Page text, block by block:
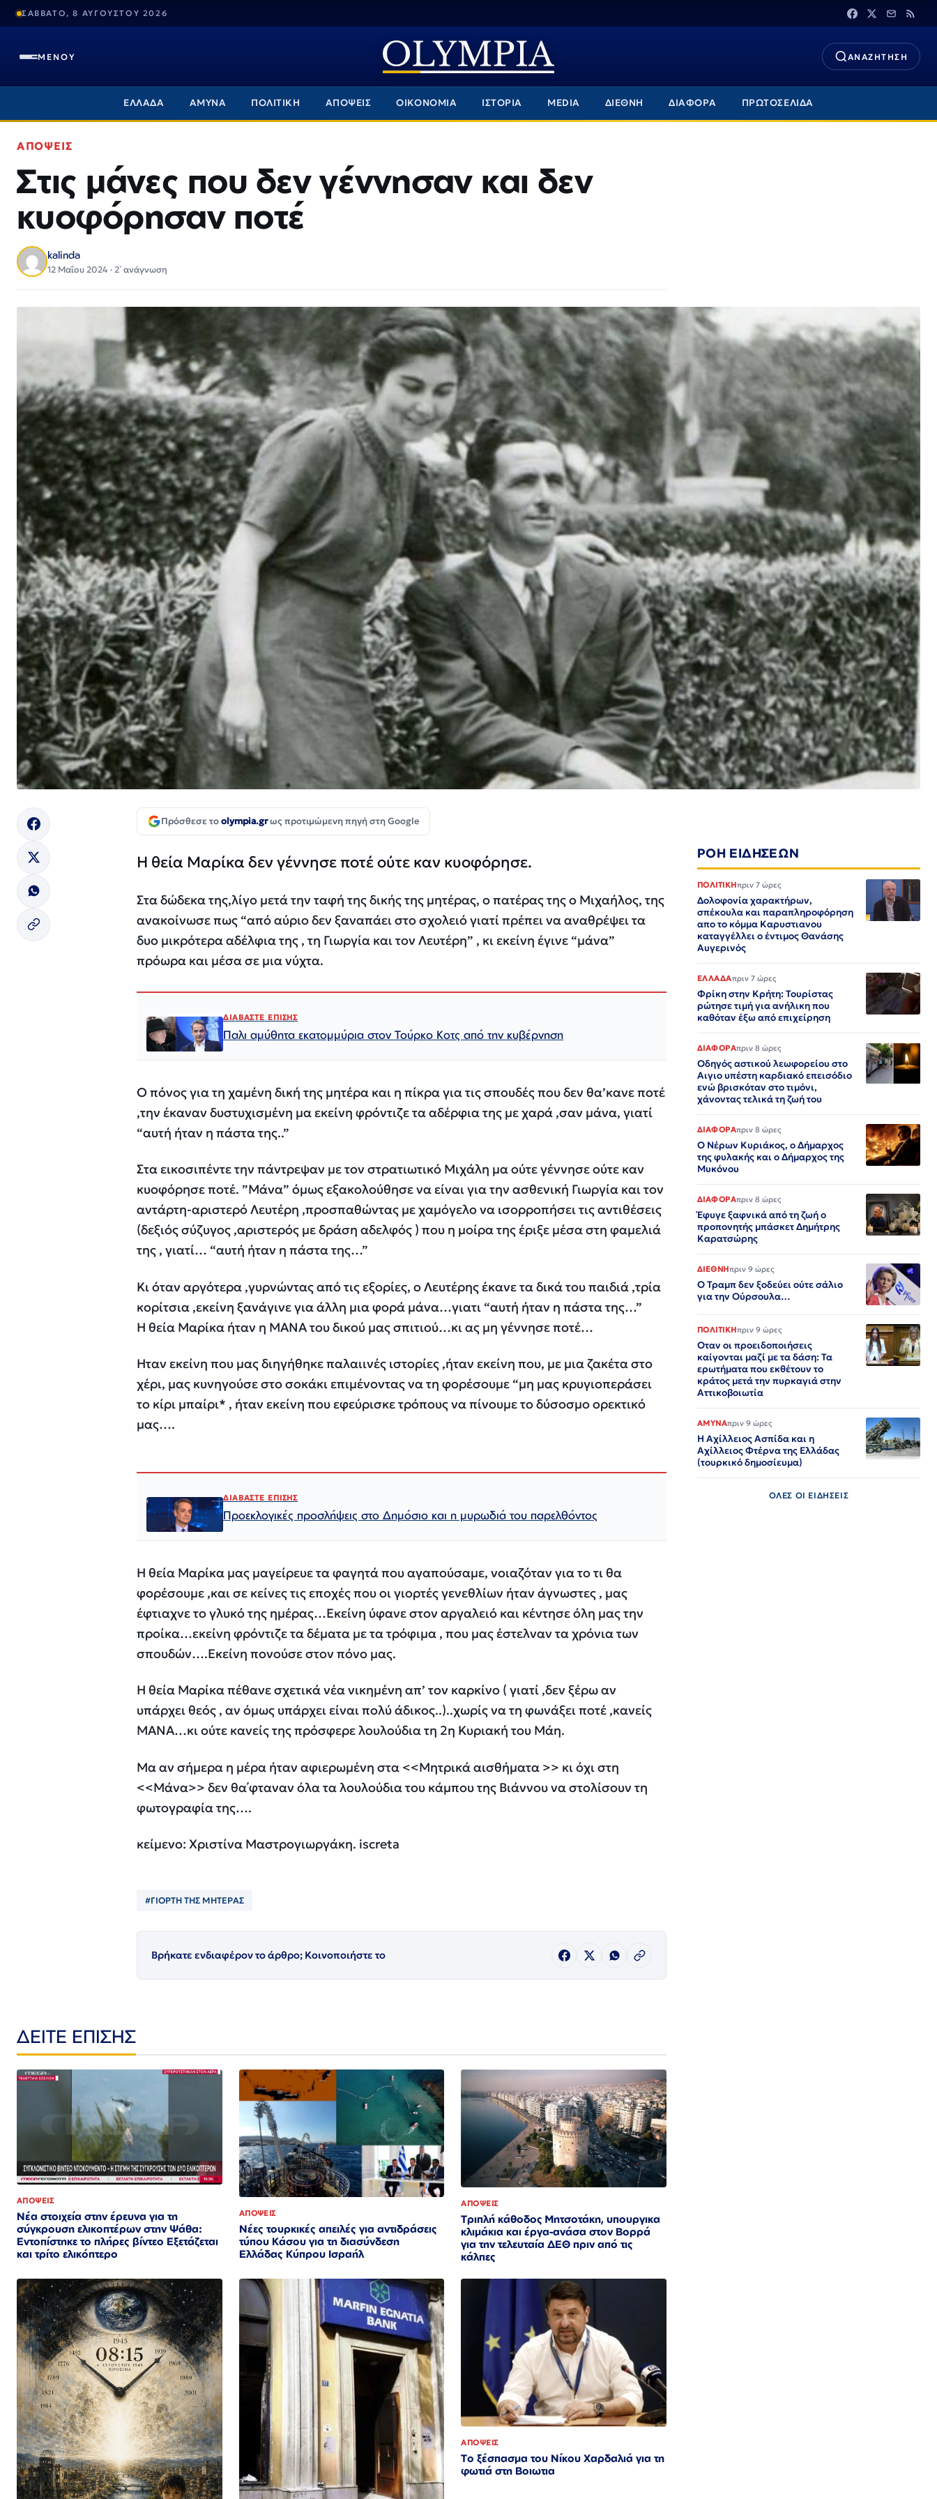
ΣΑΒΒΑΤΟ, 8 ΑΥΓΟΥΣΤΟΥ 2026
ΜΕΝΟΥ ΑΝΑΖΗΤΗΣΗ
ΕΛΛΑΔΑ ΑΜΥΝΑ ΠΟΛΙΤΙΚΗ ΑΠΟΨΕΙΣ ΟΙΚΟΝΟΜΙΑ ΙΣΤΟΡΙΑ MEDIA ΔΙΕΘΝΗ ΔΙΑΦΟΡΑ ΠΡΩΤΟΣΕΛΙΔΑ
ΑΠΟΨΕΙΣ
Στις μάνες που δεν γέννησαν και δεν
κυοφόρησαν ποτέ
kalinda
12 Μαΐου 2024 · 2΄ ανάγνωση
Πρόσθεσε τοolympia.grως προτιμώμενη πηγή στη Google
Η θεία Μαρίκα δεν γέννησε ποτέ ούτε καν κυοφόρησε.
Στα δώδεκα της,λίγο μετά την ταφή της δικής της μητέρας, ο πατέρας της ο Μιχαήλος, της
ανακοίνωσε πως “από αύριο δεν ξαναπάει στο σχολειό γιατί πρέπει να αναθρέψει τα
δυο μικρότερα αδέλφια της , τη Γιωργία και τον Λευτέρη” , κι εκείνη έγινε “μάνα”
πρόωρα και μέσα σε μια νύχτα.
ΔΙΑΒΑΣΤΕ ΕΠΙΣΗΣ
Παλι αμύθητα εκατομμύρια στον Τούρκο Κοτς από την κυβέρνηση
Ο πόνος για τη χαμένη δική της μητέρα και η πίκρα για τις σπουδές που δεν θα’κανε ποτέ
,την έκαναν δυστυχισμένη μα εκείνη φρόντιζε τα αδέρφια της με χαρά ,σαν μάνα, γιατί
“αυτή ήταν η πάστα της..”
Στα εικοσιπέντε την πάντρεψαν με τον στρατιωτικό Μιχάλη μα ούτε γέννησε ούτε καν
κυοφόρησε ποτέ. ”Μάνα” όμως εξακολούθησε να είναι για την ασθενική Γιωργία και τον
αντάρτη-αριστερό Λευτέρη ,προσπαθώντας με χαμόγελο να ισορροπήσει τις αντιθέσεις
(δεξιός σύζυγος ,αριστερός με δράση αδελφός ) που η μοίρα της έριξε μέσα στη φαμελιά
της , γιατί… “αυτή ήταν η πάστα της…”
Κι όταν αργότερα ,γυρνώντας από τις εξορίες, ο Λευτέρης έκανε τα δικά του παιδιά ,τρία
κορίτσια ,εκείνη ξανάγινε για άλλη μια φορά μάνα…γιατι “αυτή ήταν η πάστα της…”
Η θεία Μαρίκα ήταν η ΜΑΝΑ του δικού μας σπιτιού…κι ας μη γέννησε ποτέ…
Ηταν εκείνη που μας διηγήθηκε παλαιινές ιστορίες ,ήταν εκείνη που, με μια ζακέτα στο
χέρι, μας κυνηγούσε στο σοκάκι επιμένοντας να τη φορέσουμε “μη μας κρυγιοπεράσει
το κίρι μπαίρι* , ήταν εκείνη που εφεύρισκε τρόπους να πίνουμε το δύσοσμο ορεκτικό
μας….
ΔΙΑΒΑΣΤΕ ΕΠΙΣΗΣ
Προεκλογικές προσλήψεις στο Δημόσιο και η μυρωδιά του παρελθόντος
Η θεία Μαρίκα μας μαγείρευε τα φαγητά που αγαπούσαμε, νοιαζόταν για το τι θα
φορέσουμε ,και σε κείνες τις εποχές που οι γιορτές γενεθλίων ήταν άγνωστες , μας
έφτιαχνε το γλυκό της ημέρας…Εκείνη ύφανε στον αργαλειό και κέντησε όλη μας την
προίκα…εκείνη φρόντιζε τα δέματα με τα τρόφιμα , που μας έστελναν τα χρόνια των
σπουδών….Εκείνη πονούσε στον πόνο μας.
Η θεία Μαρίκα πέθανε σχετικά νέα νικημένη απ’ τον καρκίνο ( γιατί ,δεν ξέρω αν
υπάρχει θεός , αν όμως υπάρχει είναι πολύ άδικος..)..χωρίς να τη φωνάξει ποτέ ,κανείς
ΜΑΝΑ…κι ούτε κανείς της πρόσφερε λουλούδια τη 2η Κυριακή του Μάη.
Μα αν σήμερα η μέρα ήταν αφιερωμένη στα <<Μητρικά αισθήματα >> κι όχι στη
<<Μάνα>> δεν θα΄φταναν όλα τα λουλούδια του κάμπου της Βιάννου να στολίσουν τη
φωτογραφία της….
κείμενο: Χριστίνα Μαστρογιωργάκη. iscreta
#ΓΙΟΡΤΗ ΤΗΣ ΜΗΤΕΡΑΣ
Βρήκατε ενδιαφέρον το άρθρο; Κοινοποιήστε το
ΔΕΙΤΕ ΕΠΙΣΗΣ
ΑΠΟΨΕΙΣ
Νέα στοιχεία στην έρευνα για τη
σύγκρουση ελικοπτέρων στην Ψάθα:
Εντοπίστηκε το πλήρες βίντεο Εξετάζεται
και τρίτο ελικόπτερο​​​​​​​​​​​​​​​​​​​​​​​​​​​​​​​​​​​​​​​​​​​​​​​​​​
ΑΠΟΨΕΙΣ
Νέες τουρκικές απειλές για αντιδράσεις
τύπου Κάσου για τη διασύνδεση
Ελλάδας Κύπρου Ισραήλ
ΑΠΟΨΕΙΣ
Τριπλή κάθοδος Μητσοτάκη, υπουργικα
κλιμάκια και έργα-ανάσα στον Βορρά
για την τελευταία ΔΕΘ πριν από τις
κάλπες
ΑΠΟΨΕΙΣ
Το ξέσπασμα του Νίκου Χαρδαλιά για τη
φωτιά στη Βοιωτια
ΡΟΗ ΕΙΔΗΣΕΩΝ
ΠΟΛΙΤΙΚΗπριν 7 ώρες
Δολοφονία χαρακτήρων,
σπέκουλα και παραπληροφόρηση
απο το κόμμα Καρυστιανου
καταγγέλλει ο έντιμος Θανάσης
Αυγερινός
ΕΛΛΑΔΑπριν 7 ώρες
Φρίκη στην Κρήτη: Τουρίστας
ρώτησε τιμή για ανήλικη που
καθόταν έξω από επιχείρηση
ΔΙΑΦΟΡΑπριν 8 ώρες
Οδηγός αστικού λεωφορείου στο
Αιγιο υπέστη καρδιακό επεισόδιο
ενώ βρισκόταν στο τιμόνι,
χάνοντας τελικά τη ζωή του
ΔΙΑΦΟΡΑπριν 8 ώρες
Ο Νέρων Κυριάκος, o Δήμαρχος
της φυλακής και ο Δήμαρχος της
Μυκόνου
ΔΙΑΦΟΡΑπριν 8 ώρες
Έφυγε ξαφνικά από τη ζωή ο
προπονητής μπάσκετ Δημήτρης
Καρατσώρης
ΔΙΕΘΝΗπριν 9 ώρες
Ο Τραμπ δεν ξοδεύει ούτε σάλιο
για την Ούρσουλα…
ΠΟΛΙΤΙΚΗπριν 9 ώρες
Οταν οι προειδοποιήσεις
καίγονται μαζί με τα δάση: Τα
ερωτήματα που εκθέτουν το
κράτος μετά την πυρκαγιά στην
Αττικοβοιωτία
ΑΜΥΝΑπριν 9 ώρες
Η Αχίλλειος Ασπίδα και η
Αχίλλειος Φτέρνα της Ελλάδας
(τουρκικό δημοσίευμα)
ΟΛΕΣ ΟΙ ΕΙΔΗΣΕΙΣ